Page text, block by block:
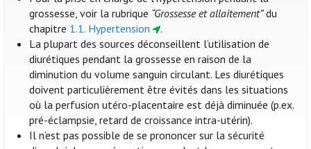
grossesse, voir la rubrique “Grossesse et allaitement”du
chapitre 1.1. Hypertension
.
La plupart des sources déconseillent l’utilisation de
diurétiques pendant la grossesse en raison de la
diminution du volume sanguin circulant. Les diurétiques
doivent particulièrement être évités dans les situations
où la perfusion utéro-placentaire est déjà diminuée (p.ex.
pré-éclampsie, retard de croissance intra-utérin).
Il n’est pas possible de se prononcer sur la sécurité